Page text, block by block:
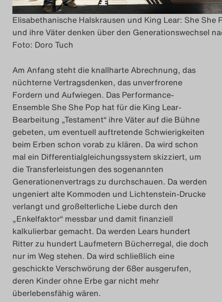
Das Theatertreffen-
2016
Das Theatertreffen-
2017
Das Theatertreffen-
2018
Das Theatertreffen-
2018 Alumni
Das Theatertreffen-
2019
Das Theatertreffen-
2020
Das Theatertreffen-
2021
Elisabethanische Halskrausen und King Lear: She She
und ihre Väter denken über den Generationswechsel
Foto: Doro Tuch
Am Anfang steht die knallharte Abrechnung, das
nüchterne Vertragsdenken, das unverfrorene
Fordern und Aufwiegen. Das Performance-
Ensemble She She Pop hat für die King Lear-
Bearbeitung „Testament“ ihre Väter auf die Bühne
gebeten, um eventuell auftretende Schwierigkeiten
beim Erben schon vorab zu klären. Da wird schon
mal ein Differentialgleichungssystem skizziert, um
die Transferleistungen des sogenannten
Generationenvertrags zu durchschauen. Da werden
ungeniert alte Kommoden und Lichtenstein-Drucke
verlangt und großelterliche Liebe durch den
„Enkelfaktor“ messbar und damit finanziell
kalkulierbar gemacht. Da werden Lears hundert
Ritter zu hundert Laufmetern Bücherregal, die doch
nur im Weg stehen. Da wird schließlich eine
geschickte Verschwörung der 68er ausgerufen,
deren Kinder ohne Erbe gar nicht mehr
überlebensfähig wären.